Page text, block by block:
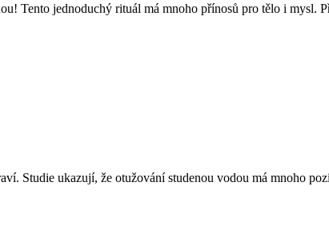
Tento jednoduchý rituál má mnoho přínosů pro tělo i mysl.
Studie ukazují, že otužování studenou vodou má mnoho